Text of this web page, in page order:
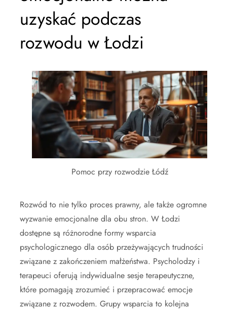
uzyskać podczas
rozwodu w Łodzi
Pomoc przy rozwodzie Łódź
Rozwód to nie tylko proces prawny, ale także ogromne
wyzwanie emocjonalne dla obu stron. W Łodzi
dostępne są różnorodne formy wsparcia
psychologicznego dla osób przeżywających trudności
związane z zakończeniem małżeństwa. Psycholodzy i
terapeuci oferują indywidualne sesje terapeutyczne,
które pomagają zrozumieć i przepracować emocje
związane z rozwodem. Grupy wsparcia to kolejna